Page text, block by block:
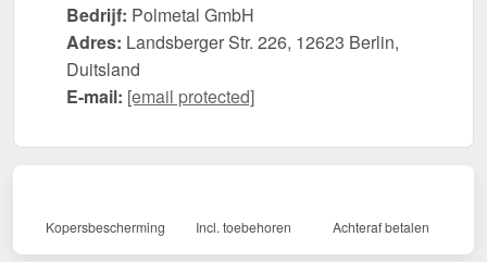
Bedrijf: Polmetal GmbH
Adres: Landsberger Str. 226, 12623 Berlin,
Duitsland
E-mail: [email protected]
Kopersbescherming Incl. toebehoren Achteraf betalen